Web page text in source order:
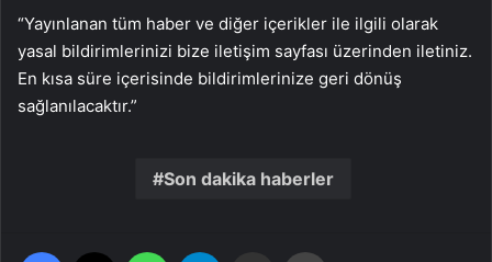
“Yayınlanan tüm haber ve diğer içerikler ile ilgili olarak
yasal bildirimlerinizi bize iletişim sayfası üzerinden iletiniz.
En kısa süre içerisinde bildirimlerinize geri dönüş
sağlanılacaktır.”
Son dakika haberler
Facebook WhatsApp Email'den paylaş